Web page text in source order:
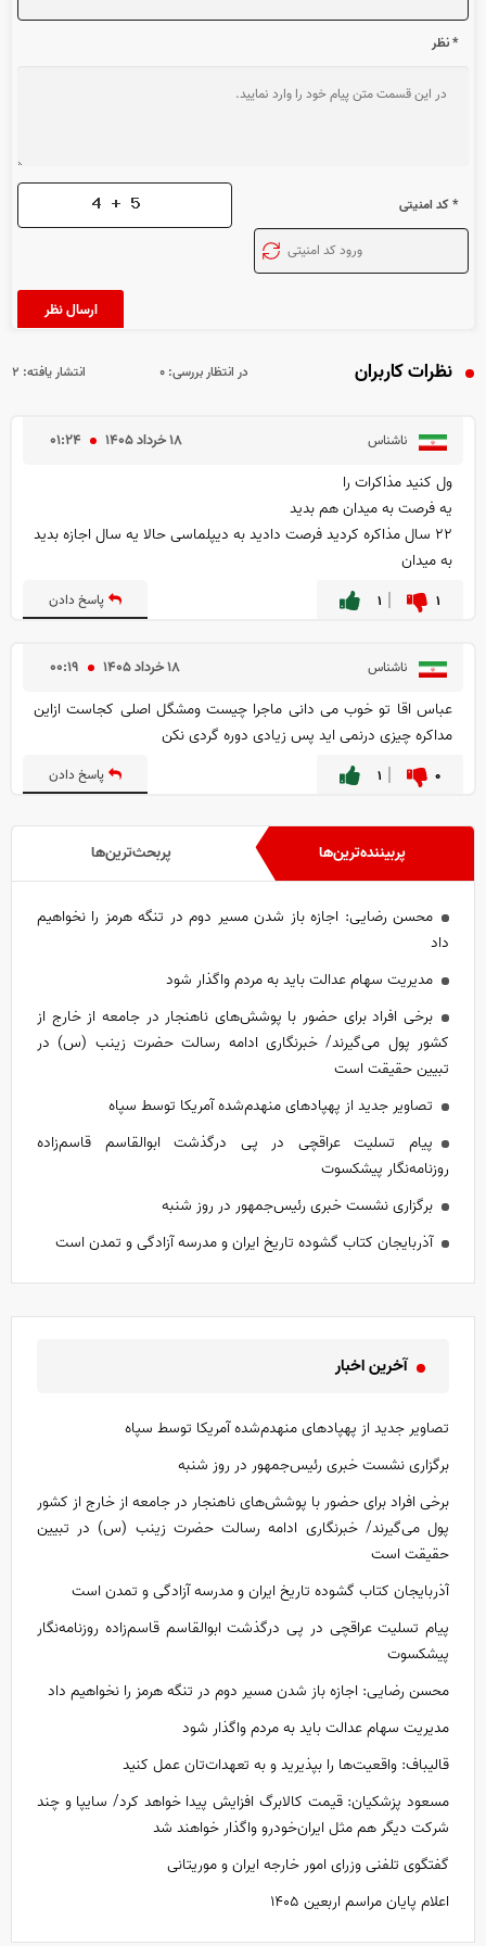
* نظر
* کد امنیتی
نظرات کاربران انتشار یافته: ۲ در انتظار بررسی: ۰
ناشناس ۰۱:۲۴ ۱۸ خرداد ۱۴۰۵
ول کنید مذاکرات را
یه فرصت به میدان هم بدید
۲۲ سال مذاکره کردید فرصت دادید به دیپلماسی حالا یه سال اجازه بدید
به میدان
۱ ۱ پاسخ دادن
ناشناس ۰۰:۱۹ ۱۸ خرداد ۱۴۰۵
عباس اقا تو خوب می دانی ماجرا چیست ومشگل اصلی کجاست ازاین
مداکره چیزی درنمی اید پس زیادی دوره گردی نکن
۰ ۱ پاسخ دادن
پربیننده‌ترین‌ها پربحث‌ترین‌ها
محسن رضایی: اجازه باز شدن مسیر دوم در تنگه هرمز را نخواهیم
داد
مدیریت سهام عدالت باید به مردم واگذار شود
برخی افراد برای حضور با پوشش‌های ناهنجار در جامعه از خارج از
کشور پول می‌گیرند/ خبرنگاری ادامه رسالت حضرت زینب (س) در
تبیین حقیقت است
تصاویر جدید از پهپادهای منهدم‌شده آمریکا توسط سپاه
پیام تسلیت عراقچی در پی درگذشت ابوالقاسم قاسم‌زاده
روزنامه‌نگار پیشکسوت
برگزاری نشست خبری رئیس‌جمهور در روز شنبه
آذربایجان کتاب گشوده تاریخ ایران و مدرسه آزادگی و تمدن است
آخرین اخبار
تصاویر جدید از پهپادهای منهدم‌شده آمریکا توسط سپاه
برگزاری نشست خبری رئیس‌جمهور در روز شنبه
برخی افراد برای حضور با پوشش‌های ناهنجار در جامعه از خارج از کشور
پول می‌گیرند/ خبرنگاری ادامه رسالت حضرت زینب (س) در تبیین
حقیقت است
آذربایجان کتاب گشوده تاریخ ایران و مدرسه آزادگی و تمدن است
پیام تسلیت عراقچی در پی درگذشت ابوالقاسم قاسم‌زاده روزنامه‌نگار
پیشکسوت
محسن رضایی: اجازه باز شدن مسیر دوم در تنگه هرمز را نخواهیم داد
مدیریت سهام عدالت باید به مردم واگذار شود
قالیباف: واقعیت‌ها را بپذیرید و به تعهدات‌تان عمل کنید
مسعود پزشکیان: قیمت کالابرگ افزایش پیدا خواهد کرد/ سایپا و چند
شرکت دیگر هم مثل ایران‌خودرو واگذار خواهند شد
گفتگوی تلفنی وزرای امور خارجه ایران و موریتانی
اعلام پایان مراسم اربعین ۱۴۰۵